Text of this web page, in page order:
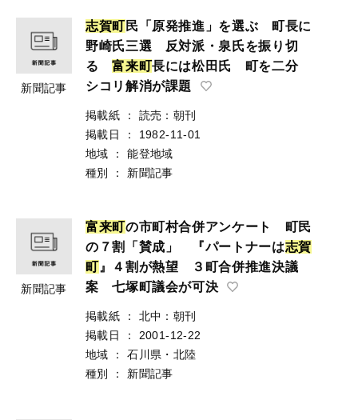
新聞記事
志賀町民「原発推進」を選ぶ 町長に
野崎氏三選 反対派・泉氏を振り切
る富来町長には松田氏 町を二分
シコリ解消が課題
掲載紙 ：
読売：朝刊
掲載日
：
1982-11-01
地域
：
能登地域
種別
： 新聞記事
新聞記事
富来町の市町村合併アンケート 町民
の７割「賛成」 『パートナーは志賀
町』４割が熱望 ３町合併推進決議
案 七塚町議会が可決
掲載紙 ：
北中：朝刊
掲載日
：
2001-12-22
地域
：
石川県・北陸
種別
： 新聞記事